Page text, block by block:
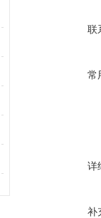
联
常
详
补